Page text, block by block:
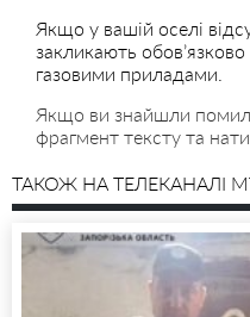
Якщо у вашій оселі
закликають
газовими приладами.
Якщо ви знайшли
фрагмент тексту та
ТАКОЖ НА ТЕЛЕКАНАЛІ